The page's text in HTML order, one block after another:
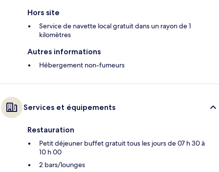
Hors site
Service de navette local gratuit dans un rayon de 1
kilomètres
Autres informations
Hébergement non-fumeurs
Services et équipements
Restauration
Petit déjeuner buffet gratuit tous les jours de 07 h 30 à
10 h 00
2 bars/lounges